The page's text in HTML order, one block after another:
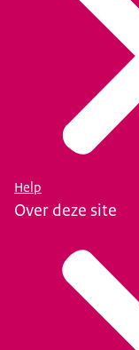
Help
Over deze site